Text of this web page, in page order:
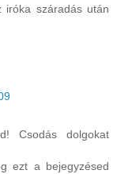
száradás után
Csodás dolgokat
ezt a bejegyzésed